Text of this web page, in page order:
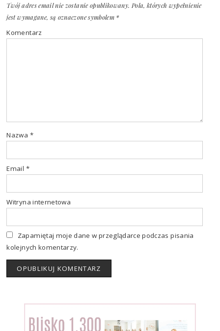
Twój adres email nie zostanie opublikowany. Pola, których wypełnienie
jest wymagane, są oznaczone symbolem *
Komentarz
Nazwa *
Email *
Witryna internetowa
Zapamiętaj moje dane w przeglądarce podczas pisania
kolejnych komentarzy.